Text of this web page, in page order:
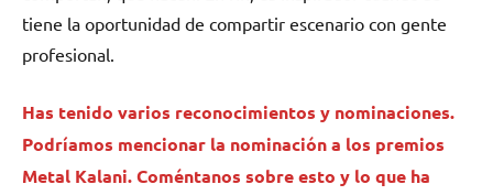
tiene la oportunidad de compartir escenario con gente
profesional.
Has tenido varios reconocimientos y nominaciones.
Podríamos mencionar la nominación a los premios
Metal Kalani. Coméntanos sobre esto y lo que ha